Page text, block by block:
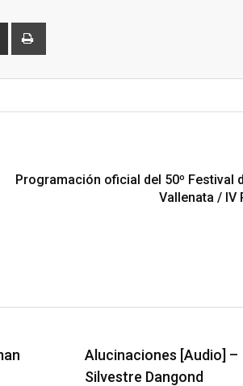
Share
Programación oficial del 50º Festival
Vallenata / IV
Alucinaciones [Audio] –
Silvestre Dangond